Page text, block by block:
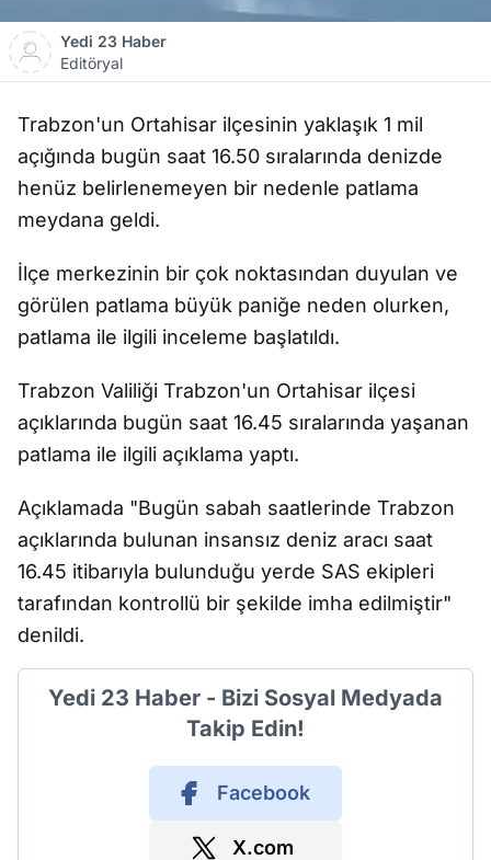
Yedi 23 Haber
Editöryal
Trabzon'un Ortahisar ilçesinin yaklaşık 1 mil
açığında bugün saat 16.50 sıralarında denizde
henüz belirlenemeyen bir nedenle patlama
meydana geldi.
İlçe merkezinin bir çok noktasından duyulan ve
görülen patlama büyük paniğe neden olurken,
patlama ile ilgili inceleme başlatıldı.
Trabzon Valiliği Trabzon'un Ortahisar ilçesi
açıklarında bugün saat 16.45 sıralarında yaşanan
patlama ile ilgili açıklama yaptı.
Açıklamada "Bugün sabah saatlerinde Trabzon
açıklarında bulunan insansız deniz aracı saat
16.45 itibarıyla bulunduğu yerde SAS ekipleri
tarafından kontrollü bir şekilde imha edilmiştir"
denildi.
Yedi 23 Haber - Bizi Sosyal Medyada
Takip Edin!
Facebook
X.com